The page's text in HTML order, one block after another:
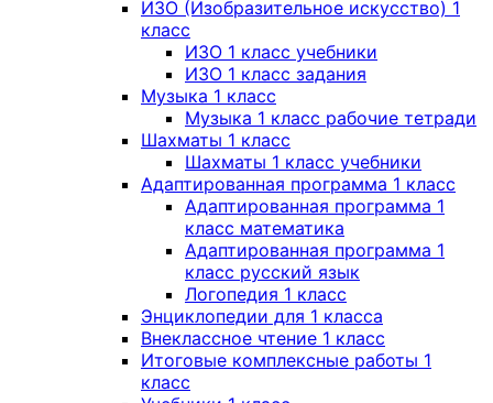
ИЗО (Изобразительное искусство) 1
класс
ИЗО 1 класс учебники
ИЗО 1 класс задания
Музыка 1 класс
Музыка 1 класс рабочие тетради
Шахматы 1 класс
Шахматы 1 класс учебники
Адаптированная программа 1 класс
Адаптированная программа 1
класс математика
Адаптированная программа 1
класс русский язык
Логопедия 1 класс
Энциклопедии для 1 класса
Внеклассное чтение 1 класс
Итоговые комплексные работы 1
класс